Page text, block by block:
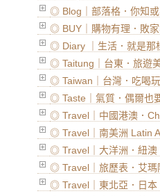
◎ Blog｜部落格．你知
◎ BUY｜購物有理．敗
◎ Diary ｜生活．就是那
◎ Taitung｜台東．旅遊
◎ Taiwan｜台灣．吃喝
◎ Taste｜氣質．偶爾也
◎ Travel｜中國港澳．
◎ Travel｜南美洲 Latin
◎ Travel｜大洋洲．紐澳
◎ Travel｜旅歷表．艾瑪
◎ Travel｜東北亞．日本